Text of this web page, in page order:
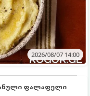
2026/08/07 14:00
ფალაფელი